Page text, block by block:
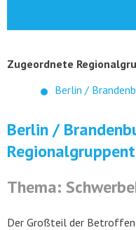
Zugeordnete
Berlin /
Berlin /
Thema:
Der Großteil der